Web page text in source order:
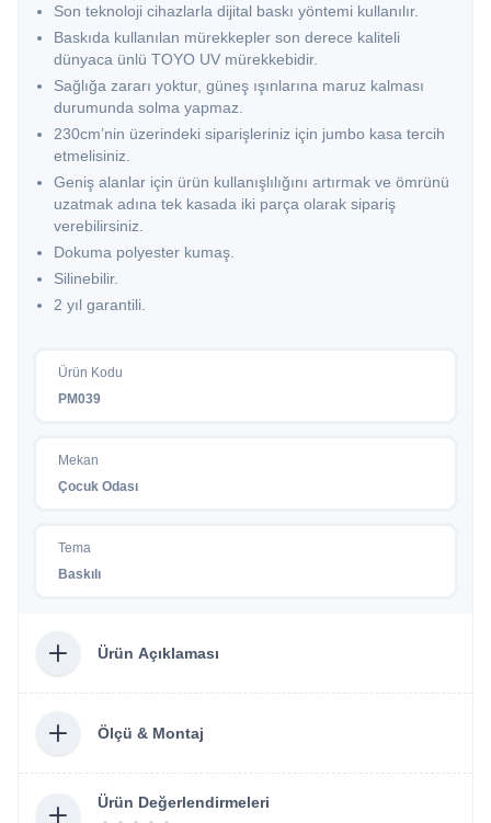
Son teknoloji cihazlarla dijital baskı yöntemi kullanılır.
Baskıda kullanılan mürekkepler son derece kaliteli
dünyaca ünlü TOYO UV mürekkebidir.
Sağlığa zararı yoktur, güneş ışınlarına maruz kalması
durumunda solma yapmaz.
230cm’nin üzerindeki siparişleriniz için jumbo kasa tercih
etmelisiniz.
Geniş alanlar için ürün kullanışlılığını artırmak ve ömrünü
uzatmak adına tek kasada iki parça olarak sipariş
verebilirsiniz.
Dokuma polyester kumaş.
Silinebilir.
2 yıl garantili.
Ürün Kodu
PM039
Mekan
Çocuk Odası
Tema
Baskılı
Ürün Açıklaması
Ölçü & Montaj
Ürün Değerlendirmeleri